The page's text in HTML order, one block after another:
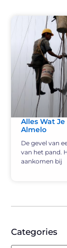
Categories
Alles Wat
Almelo
De gevel van
van het pand.
aankomen bij